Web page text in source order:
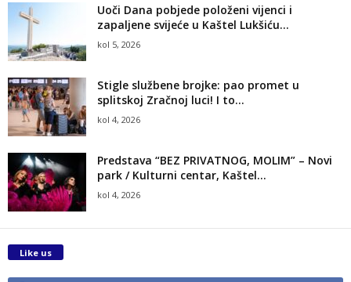
Uoči Dana pobjede položeni vijenci i
zapaljene svijeće u Kaštel Lukšiću...
kol 5, 2026
Stigle službene brojke: pao promet u
splitskoj Zračnoj luci! I to...
kol 4, 2026
Predstava “BEZ PRIVATNOG, MOLIM” – Novi
park / Kulturni centar, Kaštel...
kol 4, 2026
Like us